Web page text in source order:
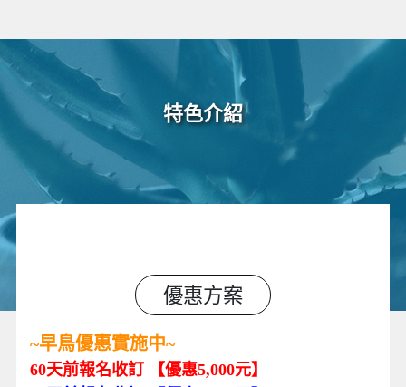
特色介紹
優惠方案
~早鳥優惠實施中~
60天前報名收訂 【優惠5,000元】